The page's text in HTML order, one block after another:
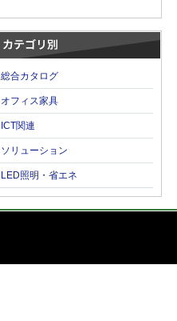
総合カタログ
オフィス家具
ICT関連
ソリューション
LED照明・省エネ